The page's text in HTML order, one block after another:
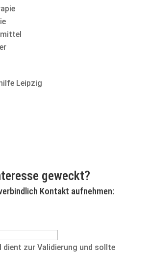
geweckt?
Kontakt aufnehmen:
dient zur Validierung und sollte